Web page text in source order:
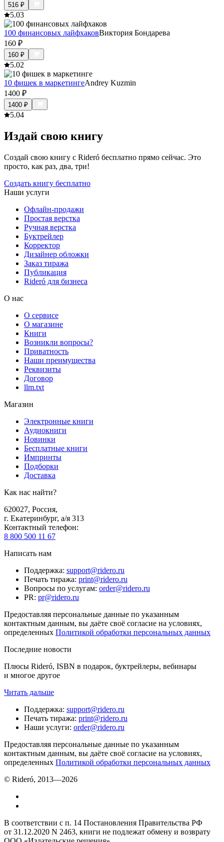
516 ₽
5.03
100 финансовых лайфхаковВиктория Бондарева
160 ₽
160 ₽
5.02
10 фишек в маркетингеAndrey Kuzmin
1400 ₽
1400 ₽
5.04
Издай свою книгу
Создай свою книгу с Rideró бесплатно прямо сейчас. Это
просто, как раз, два, три!
Создать книгу бесплатно
Наши услуги
Офлайн-продажи
Простая верстка
Ручная верстка
Буктрейлер
Корректор
Дизайнер обложки
Заказ тиража
Публикация
Rideró для бизнеса
О нас
О сервисе
О магазине
Книги
Возникли вопросы?
Приватность
Наши преимущества
Реквизиты
Договор
llm.txt
Магазин
Электронные книги
Аудиокниги
Новинки
Бесплатные книги
Импринты
Подборки
Доставка
Как нас найти?
620027, Россия,
г. Екатеринбург, а/я 313
Контактный телефон:
8 800 500 11 67
Написать нам
Поддержка: support@ridero.ru
Печать тиража: print@ridero.ru
Вопросы по услугам: order@ridero.ru
PR: pr@ridero.ru
Предоставляя персональные данные по указанным
контактным данным, вы даёте своё согласие на условиях,
определенных Политикой обработки персональных данных
Последние новости
Плюсы Rideró, ISBN в подарок, буктрейлеры, вебинары
и многое другое
Читать дальше
Поддержка: support@ridero.ru
Печать тиража: print@ridero.ru
Наши услуги: order@ridero.ru
Предоставляя персональные данные по указанным
контактным данным, вы даёте своё согласие на условиях,
определенных Политикой обработки персональных данных
© Rideró, 2013—2026
В соответствии с п. 14 Постановления Правительства РФ
от 31.12.2020 N 2463, книги не подлежат обмену и возврату